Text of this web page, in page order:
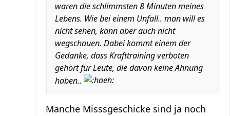
waren die schlimmsten 8 Minuten meines
Lebens. Wie bei einem Unfall.. man will es
nicht sehen, kann aber auch nicht
wegschauen. Dabei kommt einem der
Gedanke, dass Krafttraining verboten
gehört für Leute, die davon keine Ahnung
haben..
Manche Misssgeschicke sind ja noch